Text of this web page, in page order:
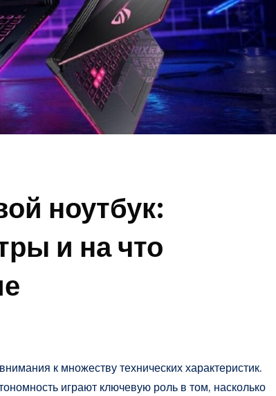
ноутбук:
и на что
к множеству технических характеристик.
играют ключевую роль в том, насколько